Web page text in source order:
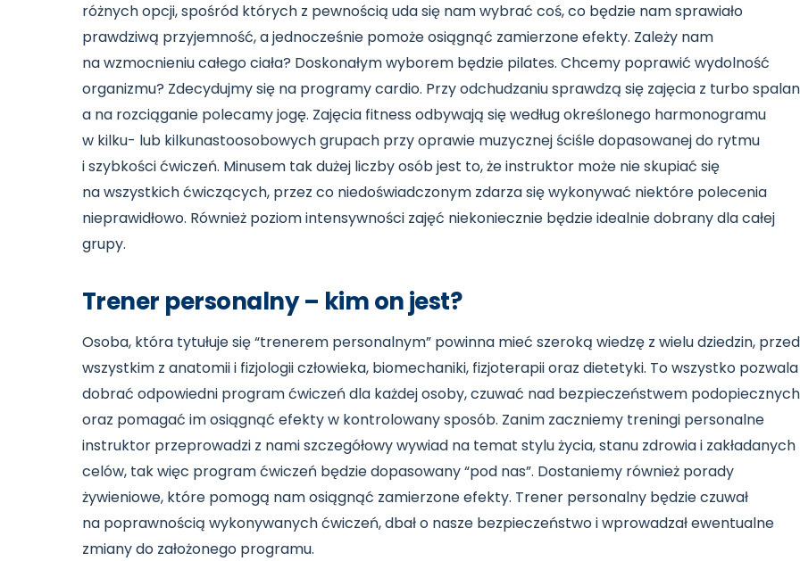
różnych opcji, spośród których z pewnością uda się nam wybrać coś, co będzie nam sprawiało
prawdziwą przyjemność, a jednocześnie pomoże osiągnąć zamierzone efekty. Zależy nam
na wzmocnieniu całego ciała? Doskonałym wyborem będzie pilates. Chcemy poprawić wydolność
organizmu? Zdecydujmy się na programy cardio. Przy odchudzaniu sprawdzą się zajęcia z turbo
a na rozciąganie polecamy jogę. Zajęcia fitness odbywają się według określonego harmonogramu
w kilku- lub kilkunastoosobowych grupach przy oprawie muzycznej ściśle dopasowanej do rytmu
i szybkości ćwiczeń. Minusem tak dużej liczby osób jest to, że instruktor może nie skupiać się
na wszystkich ćwiczących, przez co niedoświadczonym zdarza się wykonywać niektóre polecenia
nieprawidłowo. Również poziom intensywności zajęć niekoniecznie będzie idealnie dobrany dla całej
grupy.
Trener personalny – kim on jest?
Osoba, która tytułuje się “trenerem personalnym” powinna mieć szeroką wiedzę z wielu dziedzin,
wszystkim z anatomii i fizjologii człowieka, biomechaniki, fizjoterapii oraz dietetyki. To wszystko
dobrać odpowiedni program ćwiczeń dla każdej osoby, czuwać nad bezpieczeństwem podopiecznych
oraz pomagać im osiągnąć efekty w kontrolowany sposób. Zanim zaczniemy treningi personalne
instruktor przeprowadzi z nami szczegółowy wywiad na temat stylu życia, stanu zdrowia i zakładanych
celów, tak więc program ćwiczeń będzie dopasowany “pod nas”. Dostaniemy również porady
żywieniowe, które pomogą nam osiągnąć zamierzone efekty. Trener personalny będzie czuwał
na poprawnością wykonywanych ćwiczeń, dbał o nasze bezpieczeństwo i wprowadzał ewentualne
zmiany do założonego programu.